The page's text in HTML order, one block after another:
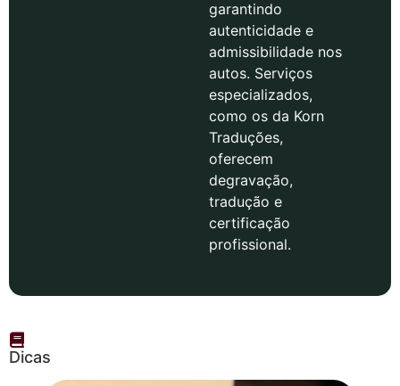
garantindo
autenticidade e
admissibilidade nos
autos. Serviços
especializados,
como os da Korn
Traduções,
oferecem
degravação,
tradução e
certificação
profissional.
Dicas